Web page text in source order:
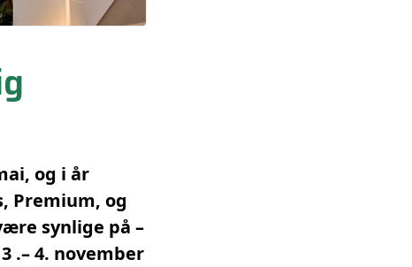
og i år
Premium, og
synlige på –
.– 4. november